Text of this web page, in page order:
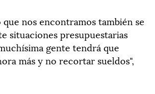
nos encontramos también se
situaciones presupuestarias
gente tendrá que
más y no recortar sueldos",